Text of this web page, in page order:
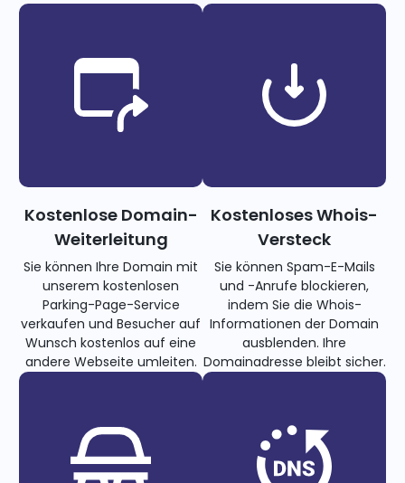
Kostenlose Domain-
Weiterleitung
Sie können Ihre Domain mit
unserem kostenlosen
Parking-Page-Service
verkaufen und Besucher auf
Wunsch kostenlos auf eine
andere Webseite umleiten.
Kostenloses Whois-
Versteck
Sie können Spam-E-Mails
und -Anrufe blockieren,
indem Sie die Whois-
Informationen der Domain
ausblenden. Ihre
Domainadresse bleibt sicher.